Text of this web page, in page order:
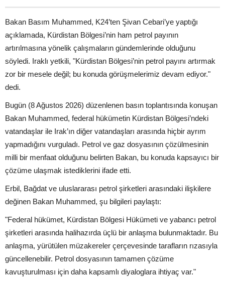
Bakan Basım Muhammed, K24’ten Şivan Cebari’ye yaptığı
açıklamada, Kürdistan Bölgesi’nin ham petrol payının
artırılmasına yönelik çalışmaların gündemlerinde olduğunu
söyledi. Iraklı yetkili, "Kürdistan Bölgesi’nin petrol payını artırmak
zor bir mesele değil; bu konuda görüşmelerimiz devam ediyor."
dedi.
Bugün (8 Ağustos 2026) düzenlenen basın toplantısında konuşan
Bakan Muhammed, federal hükümetin Kürdistan Bölgesi’ndeki
vatandaşlar ile Irak’ın diğer vatandaşları arasında hiçbir ayrım
yapmadığını vurguladı. Petrol ve gaz dosyasının çözülmesinin
milli bir menfaat olduğunu belirten Bakan, bu konuda kapsayıcı bir
çözüme ulaşmak istediklerini ifade etti.
Erbil, Bağdat ve uluslararası petrol şirketleri arasındaki ilişkilere
değinen Bakan Muhammed, şu bilgileri paylaştı:
"Federal hükümet, Kürdistan Bölgesi Hükümeti ve yabancı petrol
şirketleri arasında halihazırda üçlü bir anlaşma bulunmaktadır. Bu
anlaşma, yürütülen müzakereler çerçevesinde tarafların rızasıyla
güncellenebilir. Petrol dosyasının tamamen çözüme
kavuşturulması için daha kapsamlı diyaloglara ihtiyaç var."